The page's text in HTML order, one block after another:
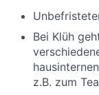
Bei Klüh
z.B. zum